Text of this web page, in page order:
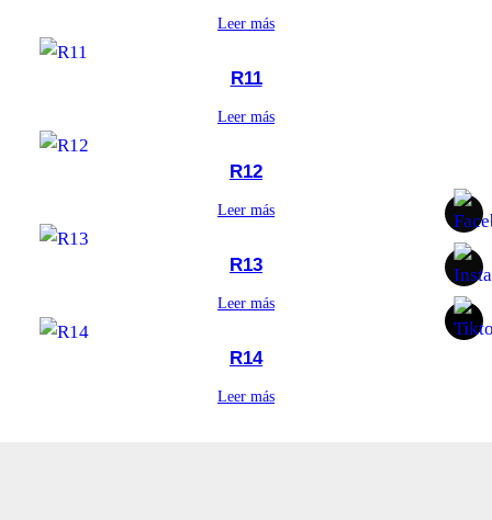
Leer más
R11
Leer más
R12
Leer más
R13
Leer más
R14
Leer más